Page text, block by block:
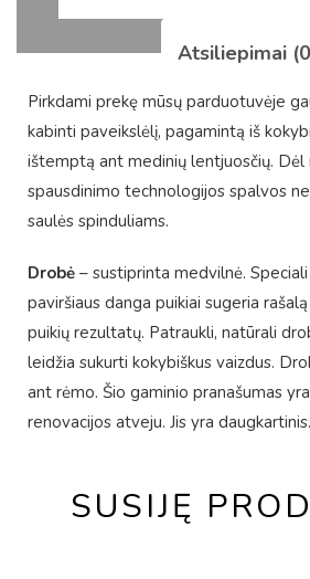
Atsiliepimai
Pirkdami prekę mūsų parduotuvėje
kabinti paveikslėlį, pagamintą iš
ištemptą ant medinių lentjuosčių. Dėl
spausdinimo technologijos spalvos
saulės spinduliams.
Drobė – sustiprinta medvilnė.
paviršiaus danga puikiai sugeria
puikių rezultatų. Patraukli, natūrali
leidžia sukurti kokybiškus vaizdus.
ant rėmo. Šio gaminio pranašumas
renovacijos atveju. Jis yra daugkartinis.
SUSIJĘ